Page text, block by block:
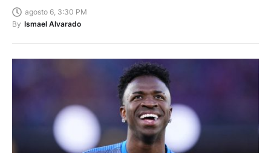
agosto 6, 3:30 PM
By Ismael Alvarado